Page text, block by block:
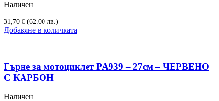
Наличен
31,70 € (62.00 лв.)
Добавяне в количката
Гърне за мотоциклет PA939 – 27см – ЧЕРВЕНО
С КАРБОН
Наличен